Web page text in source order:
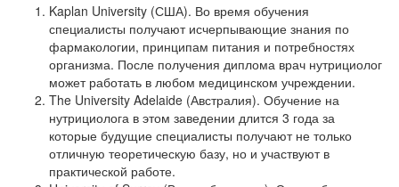
Kaplan University (США). Во время обучения
специалисты получают исчерпывающие знания по
фармакологии, принципам питания и потребностях
организма. После получения диплома врач нутрициолог
может работать в любом медицинском учреждении.
The University Adelaide (Австралия). Обучение на
нутрициолога в этом заведении длится 3 года за
которые будущие специалисты получают не только
отличную теоретическую базу, но и участвуют в
практической работе.